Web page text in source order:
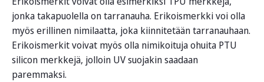
jonka takapuolella on tarranauha. Erikoismerkki voi olla
myös erillinen nimilaatta, joka kiinnitetään tarranauhaan.
Erikoismerkit voivat myös olla nimikoituja ohuita PTU
silicon merkkejä, jolloin UV suojakin saadaan
paremmaksi.